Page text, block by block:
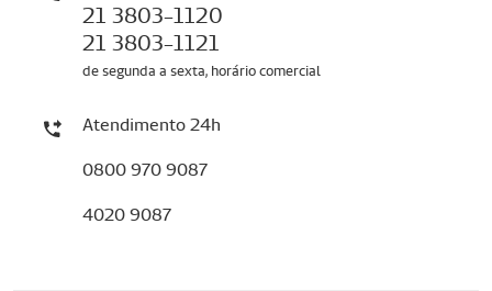
21 3803-1120
21 3803-1121
de segunda a sexta, horário comercial
Atendimento 24h
0800 970 9087
4020 9087